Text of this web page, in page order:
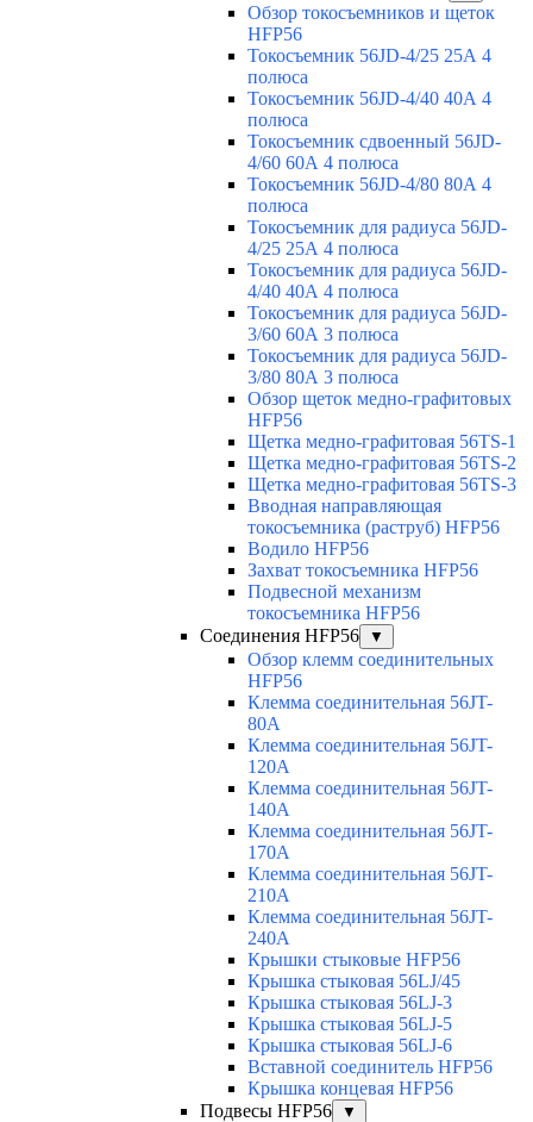
Обзор токосъемников и щеток
HFP56
Токосъемник 56JD-4/25 25А 4
полюса
Токосъемник 56JD-4/40 40А 4
полюса
Токосъемник сдвоенный 56JD-
4/60 60А 4 полюса
Токосъемник 56JD-4/80 80А 4
полюса
Токосъемник для радиуса 56JD-
4/25 25А 4 полюса
Токосъемник для радиуса 56JD-
4/40 40А 4 полюса
Токосъемник для радиуса 56JD-
3/60 60А 3 полюса
Токосъемник для радиуса 56JD-
3/80 80А 3 полюса
Обзор щеток медно-графитовых
HFP56
Щетка медно-графитовая 56TS-1
Щетка медно-графитовая 56TS-2
Щетка медно-графитовая 56TS-3
Вводная направляющая
токосъемника (раструб) HFP56
Водило HFP56
Захват токосъемника HFP56
Подвесной механизм
токосъемника HFP56
Соединения HFP56
▼
Обзор клемм соединительных
HFP56
Клемма соединительная 56JT-
80A
Клемма соединительная 56JT-
120A
Клемма соединительная 56JT-
140A
Клемма соединительная 56JT-
170A
Клемма соединительная 56JT-
210A
Клемма соединительная 56JT-
240A
Крышки стыковые HFP56
Крышка стыковая 56LJ/45
Крышка стыковая 56LJ-3
Крышка стыковая 56LJ-5
Крышка стыковая 56LJ-6
Вставной соединитель HFP56
Крышка концевая HFP56
Подвесы HFP56
▼